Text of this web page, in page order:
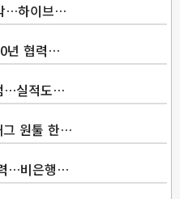
…하이브…
년 협력…
…실적도…
그 원툴 한…
…비은행…